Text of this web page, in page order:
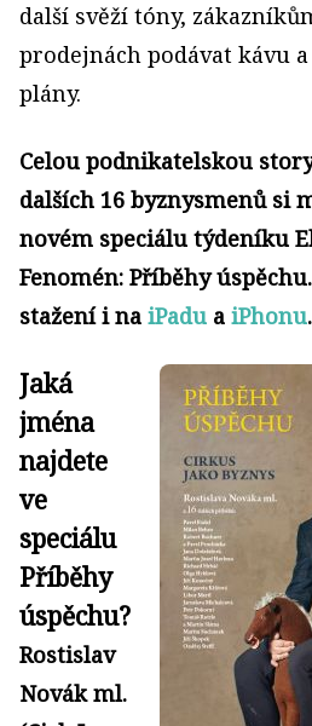
další svěží tóny,
prodejnách podávat kávu
plány.
Celou podnikatelskou
dalších 16 byznysmenů si
novém speciálu týdeníku
Fenomén: Příběhy
stažení i na iPadu a iPhonu.
Jaká
jména
najdete
ve
speciálu
Příběhy
úspěchu?
Rostislav
Novák ml.